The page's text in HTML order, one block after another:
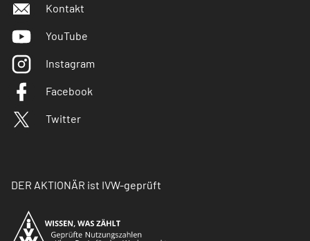
Kontakt
YouTube
Instagram
Facebook
Twitter
DER AKTIONÄR ist IVW-geprüft